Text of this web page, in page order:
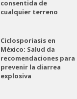
consentida de
cualquier terreno
Ciclosporiasis en
México: Salud da
recomendaciones para
prevenir la diarrea
explosiva